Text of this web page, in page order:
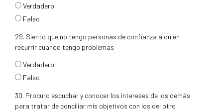
respuesta28
Verdadero
Falso
29. Siento que no tengo personas de confianza a quien
recurrir cuando tengo problemas
respuesta29
Verdadero
Falso
30. Procuro escuchar y conocer los intereses de los demás
para tratar de conciliar mis objetivos con los del otro